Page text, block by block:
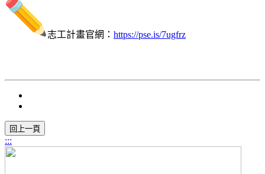
志工計畫官網： https://pse.is/7ugfrz
:::